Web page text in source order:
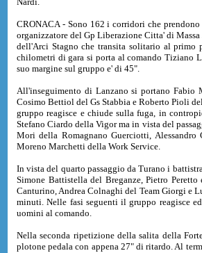
CRONACA - Sono 162 i corridori che
organizzatore del Gp Liberazione Citta' di
dell'Arci Stagno che transita solitario al primo
chilometri di gara si porta al comando Tiziano
suo margine sul gruppo e' di 45".
All'inseguimento di Lanzano si portano Fabio
Cosimo Bettiol del Gs Stabbia e Roberto Pioli
gruppo reagisce e chiude sulla fuga, in
Stefano Ciardo della Vigor ma in vista del
Mori della Romagnano Guerciotti,
Moreno Marchetti della Work Service.
In vista del quarto passaggio da Turano i
Simone Battistella del Breganze, Pietro
Canturino, Andrea Colnaghi del Team Giorgi e
minuti. Nelle fasi seguenti il gruppo reagisce
uomini al comando.
Nella seconda ripetizione della salita della
plotone pedala con appena 27" di ritardo. Al